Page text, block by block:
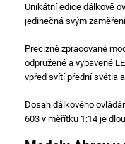
Unikátní edice dálkově
jedinečná svým
Precizně zpracované
odpružené a vybavené
vpřed svítí přední světla
Dosah dálkového
603 v měřítku 1:14 je